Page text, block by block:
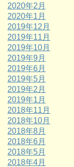
2020年2月
2020年1月
2019年12月
2019年11月
2019年10月
2019年9月
2019年6月
2019年5月
2019年2月
2019年1月
2018年11月
2018年10月
2018年8月
2018年6月
2018年5月
2018年4月